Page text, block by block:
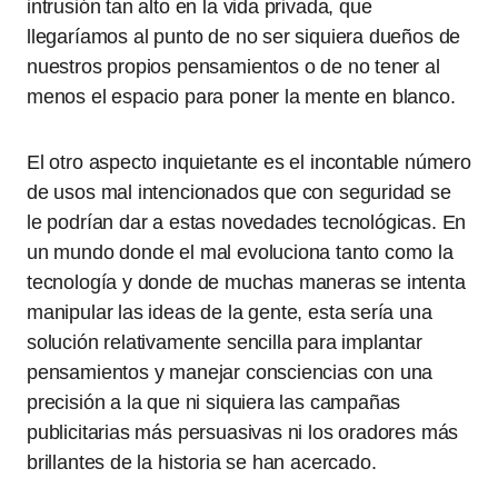
intrusión tan alto en la vida privada, que
llegaríamos al punto de no ser siquiera dueños de
nuestros propios pensamientos o de no tener al
menos el espacio para poner la mente en blanco.
El otro aspecto inquietante es el incontable número
de usos mal intencionados que con seguridad se
le podrían dar a estas novedades tecnológicas. En
un mundo donde el mal evoluciona tanto como la
tecnología y donde de muchas maneras se intenta
manipular las ideas de la gente, esta sería una
solución relativamente sencilla para implantar
pensamientos y manejar consciencias con una
precisión a la que ni siquiera las campañas
publicitarias más persuasivas ni los oradores más
brillantes de la historia se han acercado.